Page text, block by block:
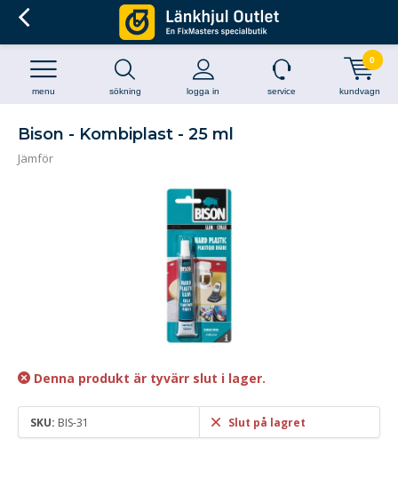
sökning logga in
menu service kundvagn
0
Bison - Kombiplast - 25 ml
Jämför
Denna produkt är tyvärr slut i lager.
SKU: BIS-31 Slut på lagret